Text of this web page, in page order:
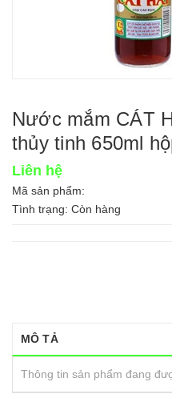
Nước mắm CÁT
thủy tinh 650ml
Liên hệ
Mã sản phẩm:
Tình trạng: Còn hàng
MÔ TẢ
Thông tin sản phẩm đang